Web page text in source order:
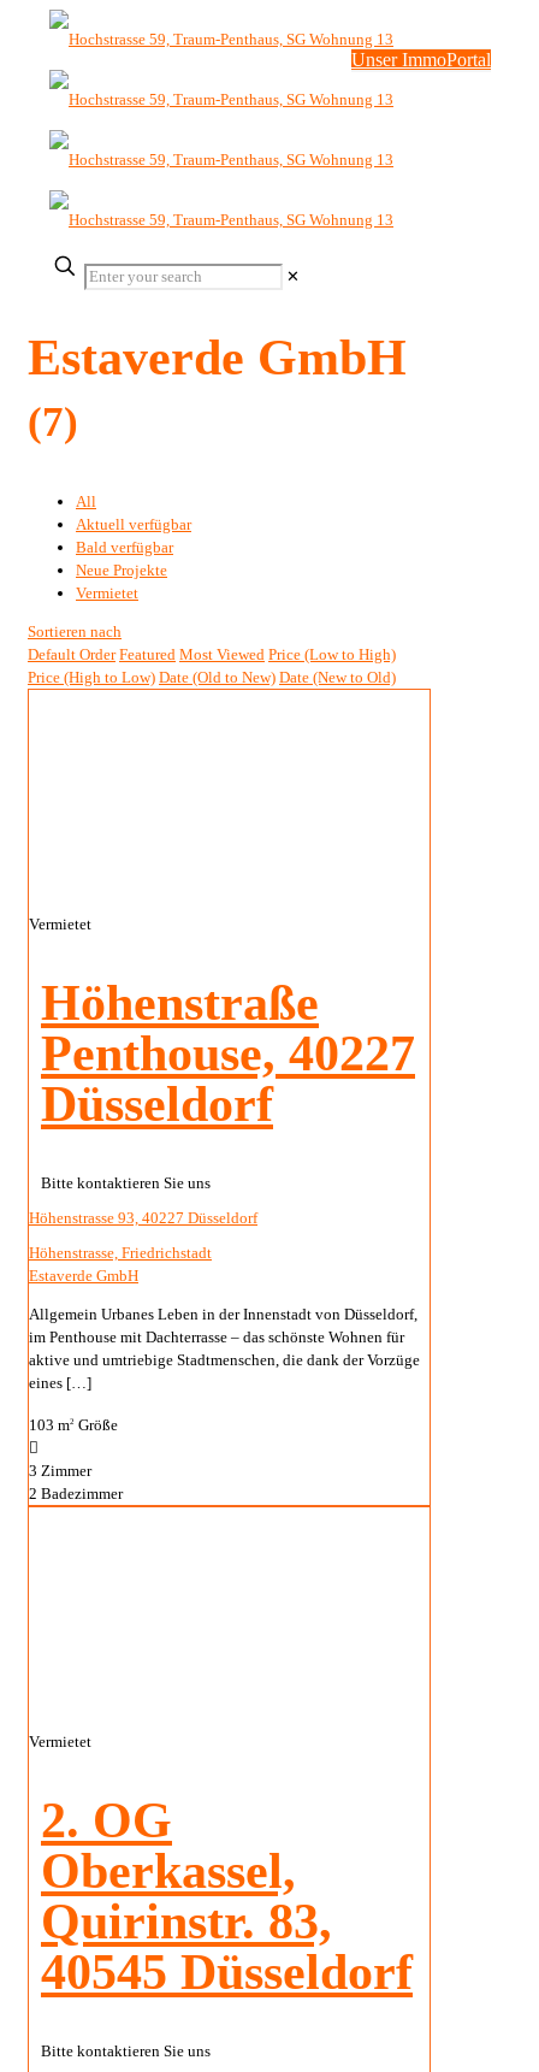
Unser ImmoPortal
✕
Estaverde GmbH
(7)
All
Aktuell verfügbar
Bald verfügbar
Neue Projekte
Vermietet
Sortieren nach
Default Order Featured Most Viewed Price (Low to High)
Price (High to Low) Date (Old to New) Date (New to Old)
Vermietet
Höhenstraße
Penthouse, 40227
Düsseldorf
Bitte kontaktieren Sie uns
Höhenstrasse 93, 40227 Düsseldorf
Höhenstrasse, Friedrichstadt
Estaverde GmbH
Allgemein Urbanes Leben in der Innenstadt von Düsseldorf,
im Penthouse mit Dachterrasse – das schönste Wohnen für
aktive und umtriebige Stadtmenschen, die dank der Vorzüge
eines […]
103 m2 Größe
3 Zimmer
2 Badezimmer
Vermietet
2. OG
Oberkassel,
Quirinstr. 83,
40545 Düsseldorf
Bitte kontaktieren Sie uns